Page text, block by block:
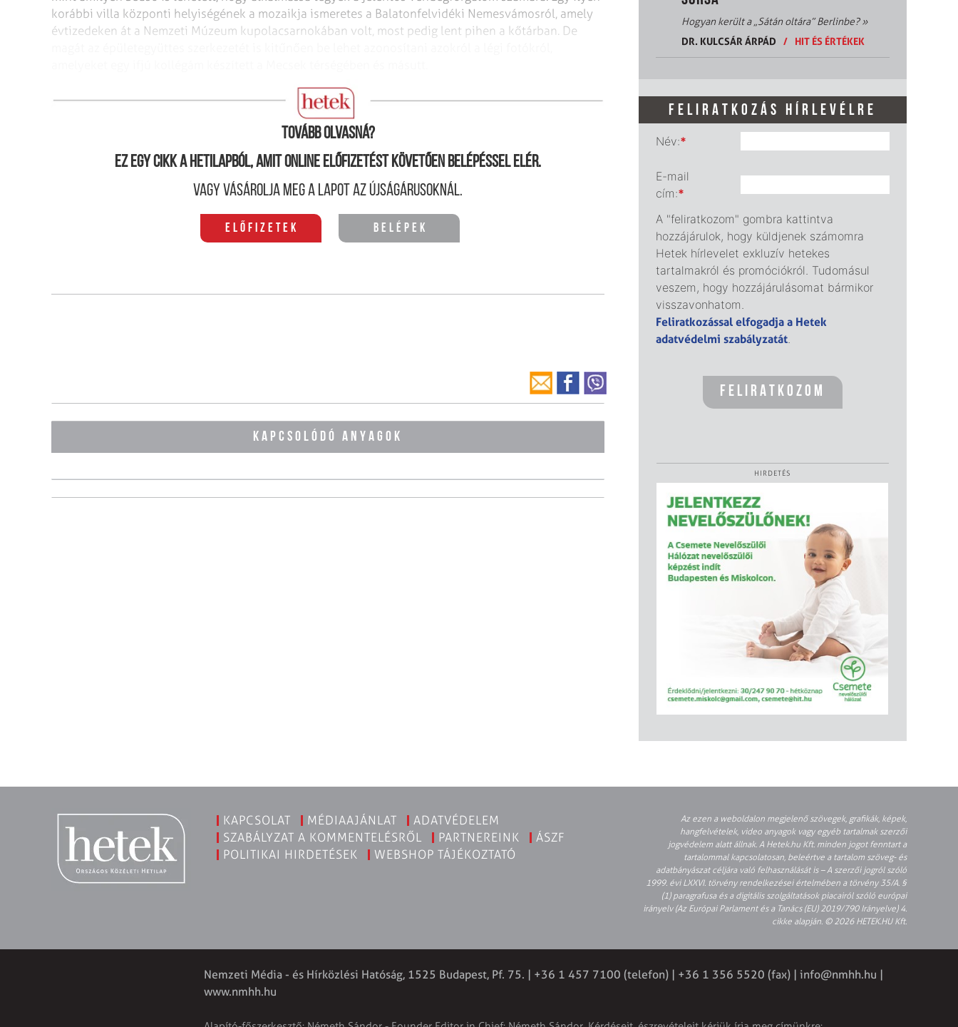
korábbi villa központi helyiségének a mozaikja ismeretes a Balatonfelvidéki Nemesvámosról, amely
évtizedeken át a Nemzeti Múzeum kupolacsarnokában volt, most pedig lent pihen a kőtárban. De
Mit tudhatunk a Pannóniában uralkodó közállapotokról?
Tovább olvasná?
Ez egy cikk a hetilapból, amit online előfizetést követően belépéssel elér.
Vagy vásárolja meg a lapot az újságárusoknál.
Előfizetek Belépek
KAPCSOLÓDÓ ANYAGOK
Hogyan került a „Sátán oltára” Berlinbe?»
DR. KULCSÁR ÁRPÁD
/ HIT ÉS ÉRTÉKEK
FELIRATKOZÁS HÍRLEVÉLRE
Név:*
E-mail
cím:*
A "feliratkozom" gombra kattintva
hozzájárulok, hogy küldjenek számomra
Hetek hírlevelet exkluzív hetekes
tartalmakról és promóciókról. Tudomásul
veszem, hogy hozzájárulásomat bármikor
visszavonhatom.
Feliratkozással elfogadja a Hetek
adatvédelmi szabályzatát.
HIRDETÉS
KAPCSOLAT MÉDIAAJÁNLAT
ADATVÉDELEM
SZABÁLYZAT A KOMMENTELÉSRŐL
PARTNEREINK
ÁSZF
POLITIKAI HIRDETÉSEK
WEBSHOP TÁJÉKOZTATÓ
Az ezen a weboldalon megjelenő szövegek, grafikák, képek,
hangfelvételek, video anyagok vagy egyéb tartalmak szerzői
jogvédelem alatt állnak. A Hetek.hu Kft. minden jogot fenntart a
tartalommal kapcsolatosan, beleértve a tartalom szöveg- és
adatbányászat céljára való felhasználását is – A szerzői jogról szóló
1999. évi LXXVI. törvény rendelkezései értelmében a törvény 35/A. §
(1) paragrafusa és a digitális szolgáltatások piacairól szóló európai
irányelv (Az Európai Parlament és a Tanács (EU) 2019/790 Irányelve) 4.
cikke alapján. © 2026 HETEK.HU Kft.
Nemzeti Média - és Hírközlési Hatóság, 1525 Budapest, Pf. 75. | +36 1 457 7100 (telefon) | +36 1 356 5520 (fax) | info@nmhh.hu
www.nmhh.hu